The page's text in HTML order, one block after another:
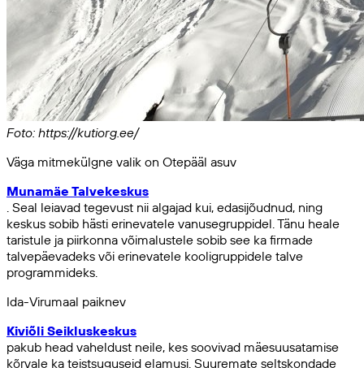
Foto: https://kutiorg.ee/
Väga mitmekülgne valik on Otepääl asuv
Munamäe Talvekeskus
. Seal leiavad tegevust nii algajad kui, edasijõudnud, ning
keskus sobib hästi erinevatele vanusegruppidel. Tänu heale
taristule ja piirkonna võimalustele sobib see ka firmade
talvepäevadeks või erinevatele kooligruppidele talve
programmideks.
Ida-Virumaal paiknev
Kiviõli Seikluskeskus
pakub head vaheldust neile, kes soovivad mäesuusatamise
kõrvale ka teistsuguseid elamusi. Suuremate seltskondade